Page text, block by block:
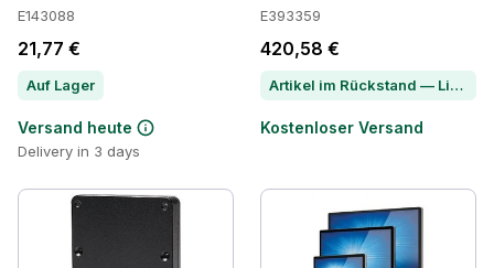
E143088
21,77 €
Auf Lager
Versand heute
Delivery in 3 days
E393359
420,58 €
Artikel im Rückstand — Lieferzeit per Chat erfragen
Kostenloser Versand